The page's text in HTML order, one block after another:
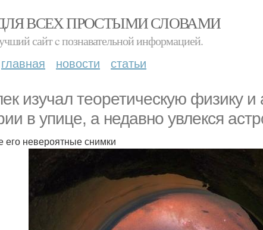
ВСЕХ ПРОСТЫМИ СЛОВАМИ
сайт c познавательной информацией.
главная новости статьи
изучал теоретическую физику и
в упице, а недавно увлекся
невероятные снимки